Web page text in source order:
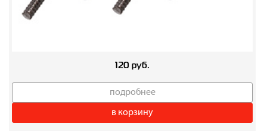
120 руб.
подробнее
в корзину